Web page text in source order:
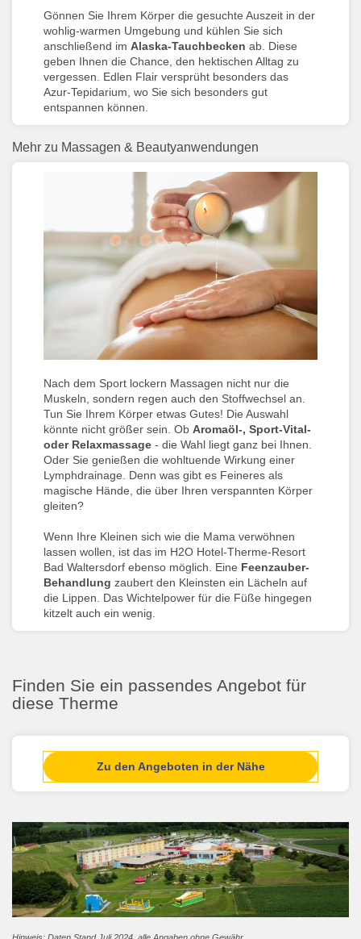
Gönnen Sie Ihrem Körper die gesuchte Auszeit in der
wohlig-warmen Umgebung und kühlen Sie sich
anschließend im Alaska-Tauchbecken ab. Diese
geben Ihnen die Chance, den hektischen Alltag zu
vergessen. Edlen Flair versprüht besonders das
Azur-Tepidarium, wo Sie sich besonders gut
entspannen können.
Mehr zu Massagen & Beautyanwendungen
Nach dem Sport lockern Massagen nicht nur die
Muskeln, sondern regen auch den Stoffwechsel an.
Tun Sie Ihrem Körper etwas Gutes! Die Auswahl
könnte nicht größer sein. Ob Aromaöl-, Sport-Vital-
oder Relaxmassage - die Wahl liegt ganz bei Ihnen.
Oder Sie genießen die wohltuende Wirkung einer
Lymphdrainage. Denn was gibt es Feineres als
magische Hände, die über Ihren verspannten Körper
gleiten?
Wenn Ihre Kleinen sich wie die Mama verwöhnen
lassen wollen, ist das im H2O Hotel-Therme-Resort
Bad Waltersdorf ebenso möglich. Eine Feenzauber-
Behandlung zaubert den Kleinsten ein Lächeln auf
die Lippen. Das Wichtelpower für die Füße hingegen
kitzelt auch ein wenig.
Finden Sie ein passendes Angebot für
diese Therme
Zu den Angeboten in der Nähe